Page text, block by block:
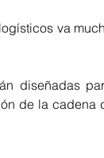
va
diseñadas
de la cadena